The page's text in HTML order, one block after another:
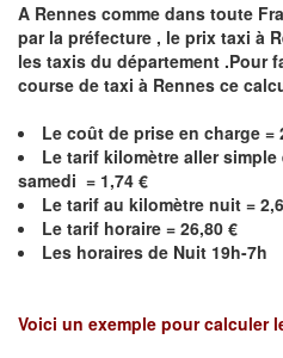
A Rennes comme dans toute
par la préfecture , le prix taxi à
les taxis du département .Pour
course de taxi à Rennes ce
Le coût de prise en charge =
Le tarif kilomètre aller
samedi = 1,74 €
Le tarif au kilomètre nuit =
Le tarif horaire = 26,80 €
Les horaires de Nuit 19h-7h
Voici un exemple pour calculer